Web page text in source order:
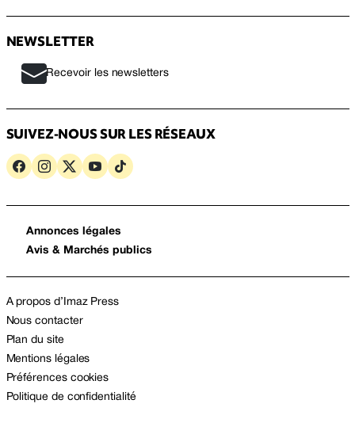
NEWSLETTER
Recevoir les newsletters
SUIVEZ-NOUS SUR LES RÉSEAUX
Annonces légales
Avis & Marchés publics
A propos d’Imaz Press
Nous contacter
Plan du site
Mentions légales
Préférences cookies
Politique de confidentialité